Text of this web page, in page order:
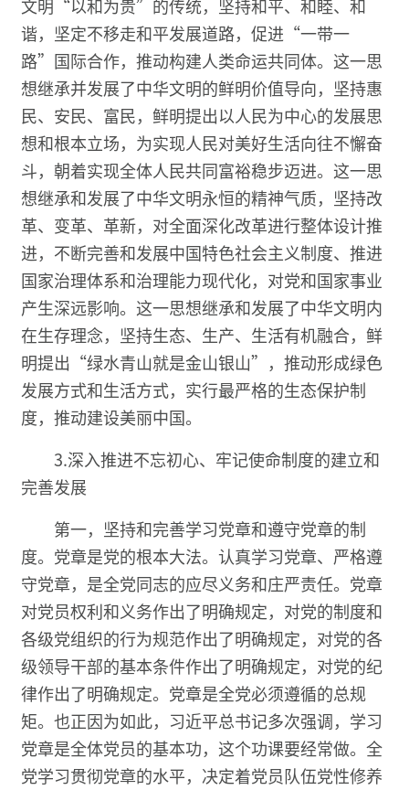
文明“以和为贵”的传统，坚持和平、和睦、和
谐，坚定不移走和平发展道路，促进“一带一
路”国际合作，推动构建人类命运共同体。这一思
想继承并发展了中华文明的鲜明价值导向，坚持惠
民、安民、富民，鲜明提出以人民为中心的发展思
想和根本立场，为实现人民对美好生活向往不懈奋
斗，朝着实现全体人民共同富裕稳步迈进。这一思
想继承和发展了中华文明永恒的精神气质，坚持改
革、变革、革新，对全面深化改革进行整体设计推
进，不断完善和发展中国特色社会主义制度、推进
国家治理体系和治理能力现代化，对党和国家事业
产生深远影响。这一思想继承和发展了中华文明内
在生存理念，坚持生态、生产、生活有机融合，鲜
明提出“绿水青山就是金山银山”，推动形成绿色
发展方式和生活方式，实行最严格的生态保护制
度，推动建设美丽中国。
3.深入推进不忘初心、牢记使命制度的建立和
完善发展
第一，坚持和完善学习党章和遵守党章的制
度。党章是党的根本大法。认真学习党章、严格遵
守党章，是全党同志的应尽义务和庄严责任。党章
对党员权利和义务作出了明确规定，对党的制度和
各级党组织的行为规范作出了明确规定，对党的各
级领导干部的基本条件作出了明确规定，对党的纪
律作出了明确规定。党章是全党必须遵循的总规
矩。也正因为如此，习近平总书记多次强调，学习
党章是全体党员的基本功，这个功课要经常做。全
党学习贯彻党章的水平，决定着党员队伍党性修养